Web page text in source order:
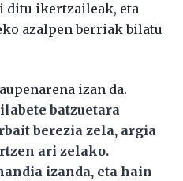
ditu ikertzaileak, eta
azalpen berriak bilatu
izan da.
batzuetara
berezia zela, argia
ari zelako.
izanda, eta hain